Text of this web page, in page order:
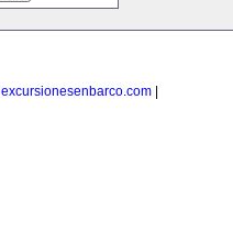
excursionesenbarco.com